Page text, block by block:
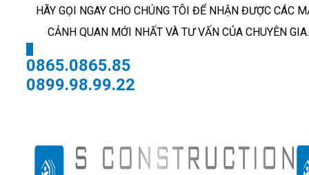
HÃY GỌI NGAY CHO CHÚNG TÔI ĐỂ NHẬN ĐƯỢC CÁC
CẢNH QUAN MỚI NHẤT VÀ TƯ VẤN CỦA CHUYÊN GIA.
0865.0865.85
0899.98.99.22